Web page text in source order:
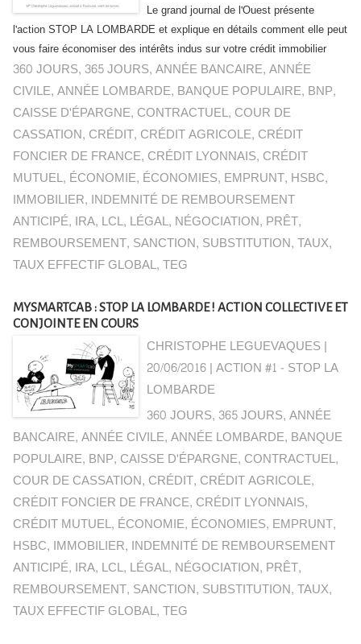
Le grand journal de l'Ouest présente
l'action STOP LA LOMBARDE et explique en détails comment elle peut
vous faire économiser des intérêts indus sur votre crédit immobilier
360 JOURS, 365 JOURS,ANNÉE BANCAIRE,ANNÉE
CIVILE,ANNÉE LOMBARDE, BANQUE POPULAIRE, BNP,
CAISSE D'ÉPARGNE, CONTRACTUEL, COUR DE
CASSATION, CRÉDIT, CRÉDIT AGRICOLE, CRÉDIT
FONCIER DE FRANCE, CRÉDIT LYONNAIS, CRÉDIT
MUTUEL, ÉCONOMIE, ÉCONOMIES, EMPRUNT, HSBC,
IMMOBILIER, INDEMNITÉ DE REMBOURSEMENT
ANTICIPÉ, IRA, LCL, LÉGAL, NÉGOCIATION, PRÊT,
REMBOURSEMENT, SANCTION, SUBSTITUTION,TAUX,
TAUX EFFECTIF GLOBAL,TEG
MYSMARTCAB : STOP LA LOMBARDE ! ACTION COLLECTIVE ET
CONJOINTE EN COURS
CHRISTOPHE LEGUEVAQUES |
20/06/2016|ACTION #1 - STOP LA
LOMBARDE
360 JOURS, 365 JOURS,ANNÉE
BANCAIRE,ANNÉE CIVILE,ANNÉE LOMBARDE, BANQUE
POPULAIRE, BNP, CAISSE D'ÉPARGNE, CONTRACTUEL,
COUR DE CASSATION, CRÉDIT, CRÉDIT AGRICOLE,
CRÉDIT FONCIER DE FRANCE, CRÉDIT LYONNAIS,
CRÉDIT MUTUEL, ÉCONOMIE, ÉCONOMIES, EMPRUNT,
HSBC, IMMOBILIER, INDEMNITÉ DE REMBOURSEMENT
ANTICIPÉ, IRA, LCL, LÉGAL, NÉGOCIATION, PRÊT,
REMBOURSEMENT, SANCTION, SUBSTITUTION,TAUX,
TAUX EFFECTIF GLOBAL,TEG